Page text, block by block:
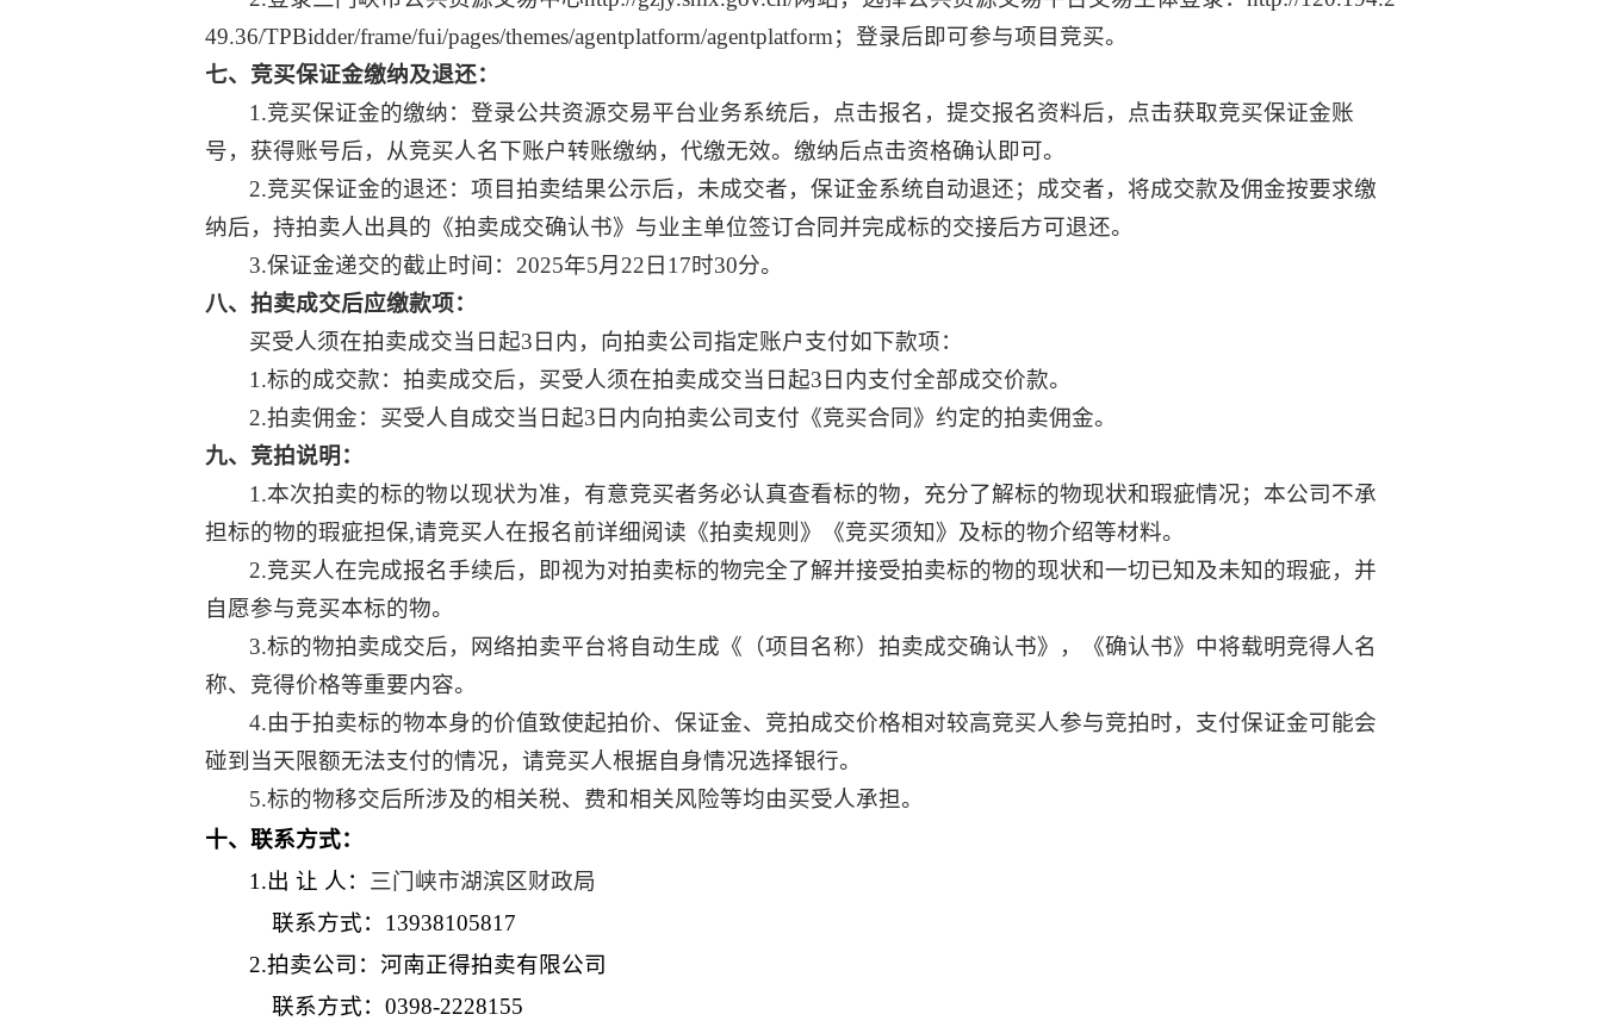
49.36/TPBidder/frame/fui/pages/themes/agentplatform/agentplatform；登录后即可参与项目竞买。
七、竞买保证金缴纳及退还：
1.竞买保证金的缴纳：登录公共资源交易平台业务系统后，点击报名，提交报名资料后，点击获取竞买保证金账
号，获得账号后，从竞买人名下账户转账缴纳，代缴无效。缴纳后点击资格确认即可。
2.竞买保证金的退还：项目拍卖结果公示后，未成交者，保证金系统自动退还；成交者，将成交款及佣金按要求缴
纳后，持拍卖人出具的《拍卖成交确认书》与业主单位签订合同并完成标的交接后方可退还。
3.保证金递交的截止时间：2025年5月22日17时30分。
八、拍卖成交后应缴款项：
买受人须在拍卖成交当日起3日内，向拍卖公司指定账户支付如下款项：
1.标的成交款：拍卖成交后，买受人须在拍卖成交当日起3日内支付全部成交价款。
2.拍卖佣金：买受人自成交当日起3日内向拍卖公司支付《竞买合同》约定的拍卖佣金。
九、竞拍说明：
1.本次拍卖的标的物以现状为准，有意竞买者务必认真查看标的物，充分了解标的物现状和瑕疵情况；本公司不承
担标的物的瑕疵担保,请竞买人在报名前详细阅读《拍卖规则》《竞买须知》及标的物介绍等材料。
2.竞买人在完成报名手续后，即视为对拍卖标的物完全了解并接受拍卖标的物的现状和一切已知及未知的瑕疵，并
自愿参与竞买本标的物。
3.标的物拍卖成交后，网络拍卖平台将自动生成《（项目名称）拍卖成交确认书》，《确认书》中将载明竞得人名
称、竞得价格等重要内容。
4.由于拍卖标的物本身的价值致使起拍价、保证金、竞拍成交价格相对较高竞买人参与竞拍时，支付保证金可能会
碰到当天限额无法支付的情况，请竞买人根据自身情况选择银行。
5.标的物移交后所涉及的相关税、费和相关风险等均由买受人承担。
十、联系方式：
1.出 让 人： 三门峡市湖滨区财政局
联系方式： 13938105817
2.拍卖公司：河南正得拍卖有限公司
联系方式： 0398-2228155